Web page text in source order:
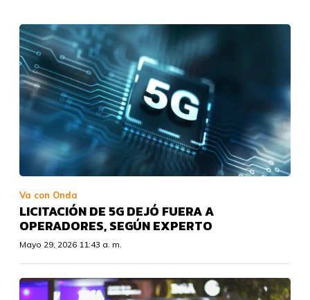
Va con Onda
LICITACIÓN DE 5G DEJÓ FUERA A
OPERADORES, SEGÚN EXPERTO
Mayo 29, 2026 11:43 a. m.